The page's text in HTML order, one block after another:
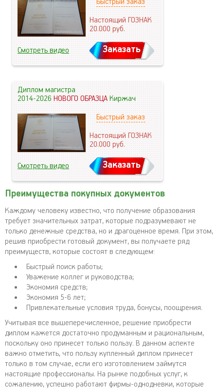
Настоящий ГОЗНАК
20.000руб.
Смотреть видео Заказать
Диплом магистра
2014-2026НОВОГО ОБРАЗЦАКиржач
Быстрый заказ
Настоящий ГОЗНАК
20.000руб.
Смотреть видео Заказать
Преимущества покупных документов
Каждому человеку известно, что получение образования
требует значительных затрат, которые подразумевают не
только денежные средства, но и драгоценное время. При этом,
решив приобрести готовый документ, вы получаете ряд
преимуществ, которые состоят в следующем:
Быстрый поиск работы;
Уважение коллег и руководства;
Экономия средств;
Экономия 5-6 лет;
Привлекательные условия труда, бонусы, поощрения.
Учитывая все вышеперечисленное, решение приобрести
диплом кажется достаточно продуманным и рациональным,
поскольку оно принесет только пользу. В данном аспекте
важно отметить, что пользу купленный диплом принесет
только в том случае, если его изготовлением займутся
настоящие профессионалы. На рынке подобных услуг, к
сожалению, успешно работают фирмы-однодневки, которые